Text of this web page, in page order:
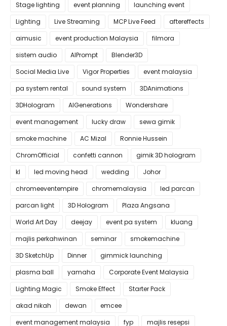
Stage lighting
event planning
launching event
Lighting
Live Streaming MCP Live Feed
aftereffects
aimusic
event production Malaysia
filmora
sistem audio
AIPrompt
Blender3D
Social Media Live
Vigor Properties
event malaysia
pa system rental
sound system
3DAnimations
3DHologram
AIGenerations
Wondershare
event management
lucky draw
sewa gimik
smoke machine
AC Mizal
Ronnie Hussein
ChromOfficial
confetti cannon
gimik 3D hologram
kl
led moving head wedding
Johor
chromeeventempire
chromemalaysia
led parcan
parcan light
3D Hologram
Plaza Angsana
World Art Day
deejay event pa system
kluang
majlis perkahwinan
seminar
smokemachine
3D SketchUp
Dinner
gimmick launching
plasma ball
yamaha
Corporate Event Malaysia
Lighting Magic
Smoke Effect
Starter Pack
akad nikah
dewan
emcee
event management malaysia
fyp
majlis resepsi